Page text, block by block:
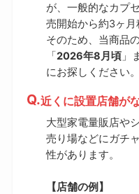
が、一般的なカプ
売開始から約3ヶ月
そのため、当商品
「2026年8月頃」
にお探しください。
近くに設置店舗が
大型家電量販店や
売り場などにガチ
性があります。
【店舗の例】